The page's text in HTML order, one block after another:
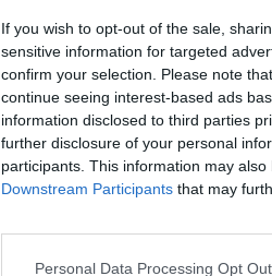
If you wish to opt-out of the sale,
sensitive information for targeted
confirm your selection. Please note
continue seeing interest-based ads
information disclosed to third parties
further disclosure of your personal
participants. This information may
Downstream Participants that may
Personal Data Processing Opt